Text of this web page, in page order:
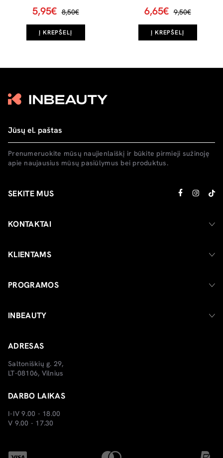
5,95€ 8,50€
Į KREPŠELĮ
6,65€ 9,50€
Į KREPŠELĮ
Prenumeruokite mūsų naujienlaiškį ir būkite pirmieji sužinoję
apie naujausius mūsų pasiūlymus bei produktus.
SEKITE MUS
KONTAKTAI
KLIENTAMS
PROGRAMOS
INBEAUTY
ADRESAS
Saltoniškių g. 29,
LT-08106, Vilnius
DARBO LAIKAS
I-IV 9.00 - 18.00
V 9.00 - 17.30